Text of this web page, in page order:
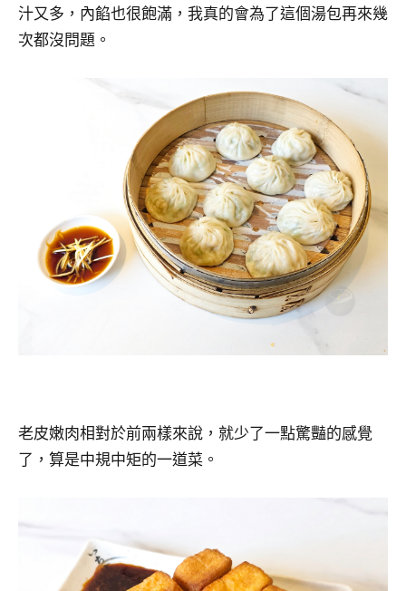
汁又多，內餡也很飽滿，我真的會為了這個湯包再來幾
次都沒問題。
老皮嫩肉相對於前兩樣來說，就少了一點驚豔的感覺
了，算是中規中矩的一道菜。